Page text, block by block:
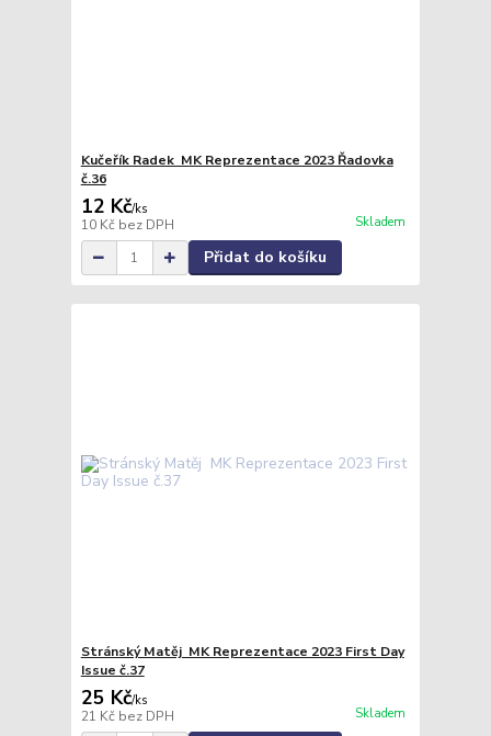
Kučeřík Radek MK Reprezentace 2023 Řadovka
č.36
12 Kč/ks
10 Kč bez DPH Skladem
Přidat do košíku
Stránský Matěj MK Reprezentace 2023 First Day
Issue č.37
25 Kč/ks
21 Kč bez DPH Skladem